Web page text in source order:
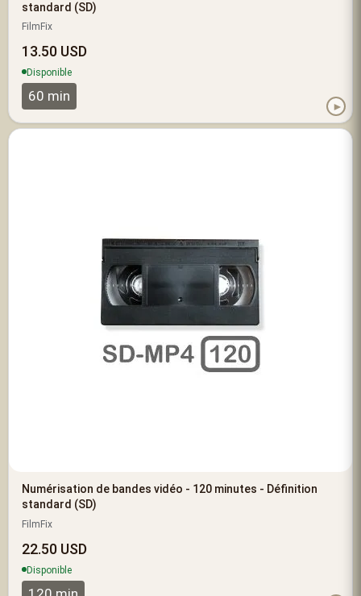
standard (SD)
FilmFix
13.50 USD
Disponible
60 min
►
Numérisation de bandes vidéo - 120 minutes - Définition
standard (SD)
FilmFix
22.50 USD
Disponible